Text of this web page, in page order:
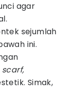
agar
sejumlah
ini.
scarf,
Simak,